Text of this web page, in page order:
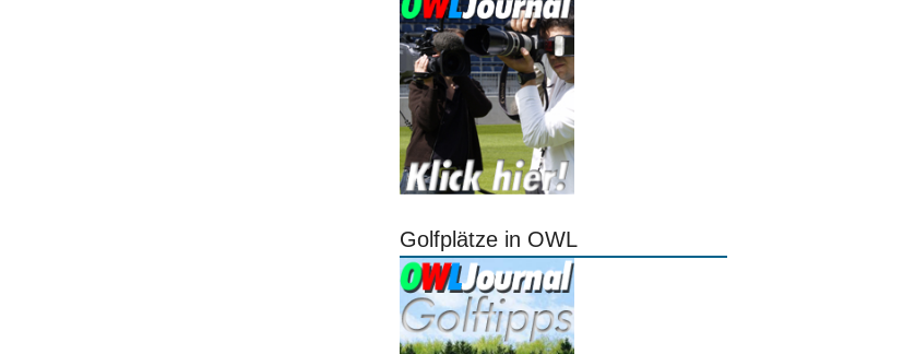
Golfplätze in OWL